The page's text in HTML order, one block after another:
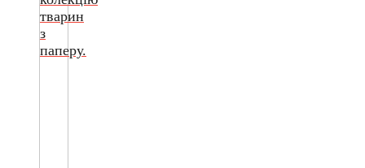
тварин
з
паперу.